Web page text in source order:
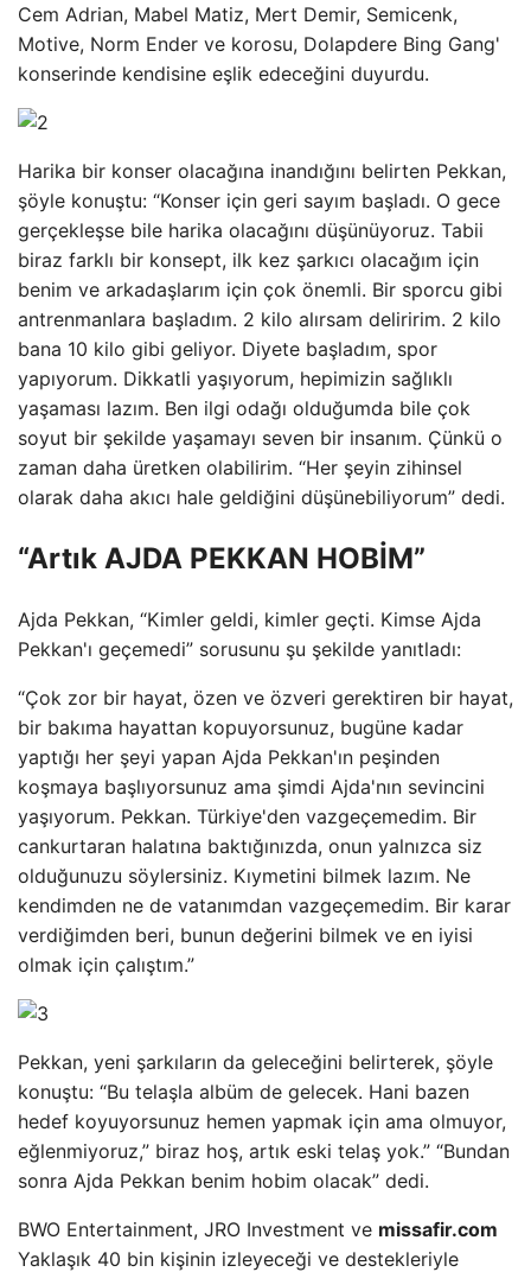
Cem Adrian, Mabel Matiz, Mert Demir, Semicenk,
Motive, Norm Ender ve korosu, Dolapdere Bing Gang'
konserinde kendisine eşlik edeceğini duyurdu.
Harika bir konser olacağına inandığını belirten Pekkan,
şöyle konuştu: “Konser için geri sayım başladı. O gece
gerçekleşse bile harika olacağını düşünüyoruz. Tabii
biraz farklı bir konsept, ilk kez şarkıcı olacağım için
benim ve arkadaşlarım için çok önemli. Bir sporcu gibi
antrenmanlara başladım. 2 kilo alırsam deliririm. 2 kilo
bana 10 kilo gibi geliyor. Diyete başladım, spor
yapıyorum. Dikkatli yaşıyorum, hepimizin sağlıklı
yaşaması lazım. Ben ilgi odağı olduğumda bile çok
soyut bir şekilde yaşamayı seven bir insanım. Çünkü o
zaman daha üretken olabilirim. “Her şeyin zihinsel
olarak daha akıcı hale geldiğini düşünebiliyorum” dedi.
“Artık AJDA PEKKAN HOBİM”
Ajda Pekkan, “Kimler geldi, kimler geçti. Kimse Ajda
Pekkan'ı geçemedi” sorusunu şu şekilde yanıtladı:
“Çok zor bir hayat, özen ve özveri gerektiren bir hayat,
bir bakıma hayattan kopuyorsunuz, bugüne kadar
yaptığı her şeyi yapan Ajda Pekkan'ın peşinden
koşmaya başlıyorsunuz ama şimdi Ajda'nın sevincini
yaşıyorum. Pekkan. Türkiye'den vazgeçemedim. Bir
cankurtaran halatına baktığınızda, onun yalnızca siz
olduğunuzu söylersiniz. Kıymetini bilmek lazım. Ne
kendimden ne de vatanımdan vazgeçemedim. Bir karar
verdiğimden beri, bunun değerini bilmek ve en iyisi
olmak için çalıştım.”
Pekkan, yeni şarkıların da geleceğini belirterek, şöyle
konuştu: “Bu telaşla albüm de gelecek. Hani bazen
hedef koyuyorsunuz hemen yapmak için ama olmuyor,
eğlenmiyoruz,” biraz hoş, artık eski telaş yok.” “Bundan
sonra Ajda Pekkan benim hobim olacak” dedi.
BWO Entertainment, JRO Investment ve missafir.com
Yaklaşık 40 bin kişinin izleyeceği ve destekleriyle